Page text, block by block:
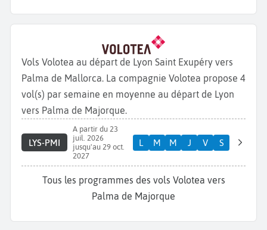
Vols Volotea au départ de Lyon Saint Exupéry vers
Palma de Mallorca. La compagnie Volotea propose 4
vol(s) par semaine en moyenne au départ de Lyon
vers Palma de Majorque.
LYS-PMI
A partir du 23
juil. 2026
jusqu'au 29 oct.
2027
L M M J V S
Tous les programmes des vols Volotea vers
Palma de Majorque